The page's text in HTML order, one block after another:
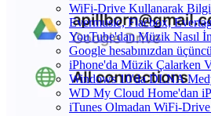
WiFi-Drive Kullanarak
Evermusic, Flacbox,
YouTube'dan Müzik Nasıl
Google hesabınızdan
iPhone'da Müzik Çalarken
Windows 10'da DLNA
WD My Cloud Home'dan
iTunes Olmadan WiFi-